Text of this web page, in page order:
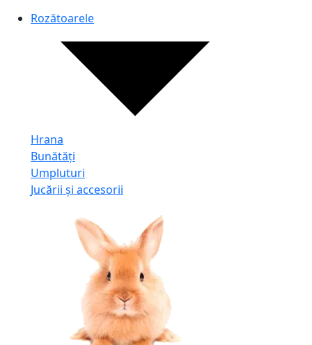
Rozătoarele
Hrana
Bunătăți
Umpluturi
Jucării și accesorii